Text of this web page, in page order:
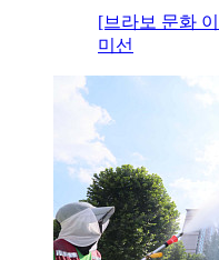
[브라보 문화
미선